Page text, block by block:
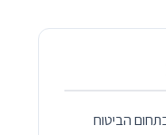
הביטוח